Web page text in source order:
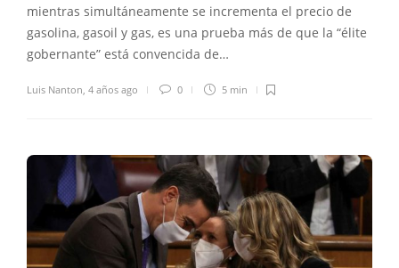
mientras simultáneamente se incrementa el precio de
gasolina, gasoil y gas, es una prueba más de que la “élite
gobernante” está convencida de…
Luis Nanton, 4 años ago 0 5 min